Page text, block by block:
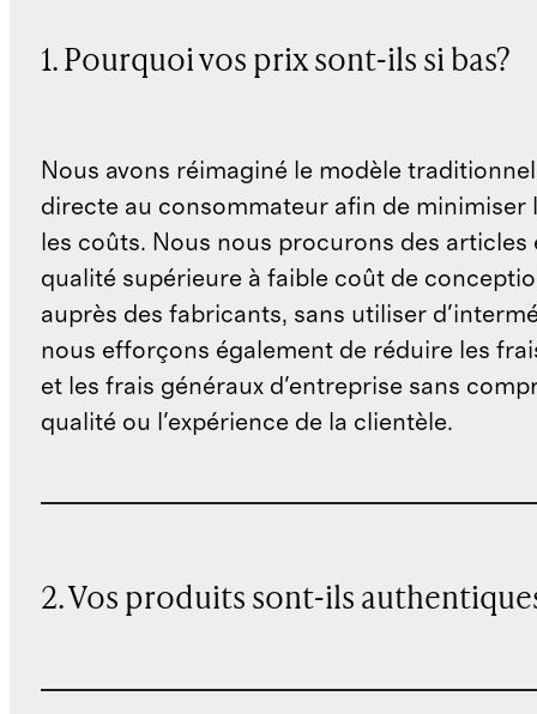
1. Pourquoi vos prix sont-ils si bas?
Nous avons réimaginé le modèle
directe au consommateur afin de minimiser
les coûts. Nous nous procurons des articles
qualité supérieure à faible coût de
auprès des fabricants, sans utiliser
nous efforçons également de réduire les
et les frais généraux d'entreprise sans
qualité ou l'expérience de la clientèle.
2. Vos produits sont-ils